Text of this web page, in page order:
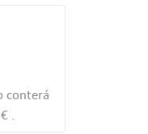
conterá